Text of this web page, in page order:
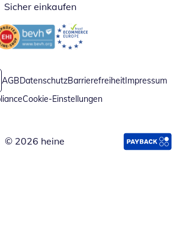
Sicher einkaufen
in neuem FensterÖffnet in neuem Fenster
AGBDatenschutzBarrierefreiheitImpressum
Cookie-Einstellungen
© 2026 heine